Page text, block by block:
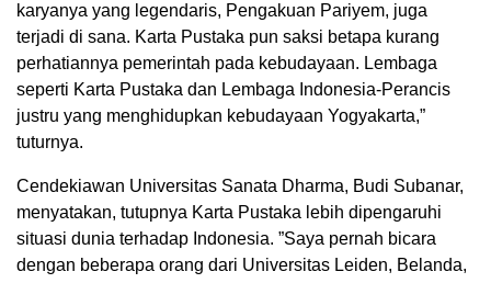
karyanya yang legendaris, Pengakuan Pariyem, juga
terjadi di sana. Karta Pustaka pun saksi betapa kurang
perhatiannya pemerintah pada kebudayaan. Lembaga
seperti Karta Pustaka dan Lembaga Indonesia-Perancis
justru yang menghidupkan kebudayaan Yogyakarta,”
tuturnya.
Cendekiawan Universitas Sanata Dharma, Budi Subanar,
menyatakan, tutupnya Karta Pustaka lebih dipengaruhi
situasi dunia terhadap Indonesia. ”Saya pernah bicara
dengan beberapa orang dari Universitas Leiden, Belanda,